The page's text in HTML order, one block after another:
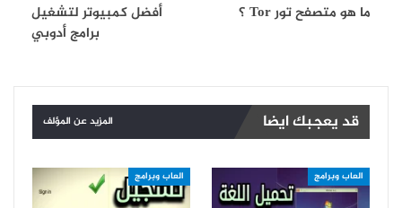
ما هو متصفح تور Tor ؟
أفضل كمبيوتر لتشغيل
برامج أدوبي
قد يعجبك ايضا المزيد عن المؤلف
العاب وبرامج العاب وبرامج